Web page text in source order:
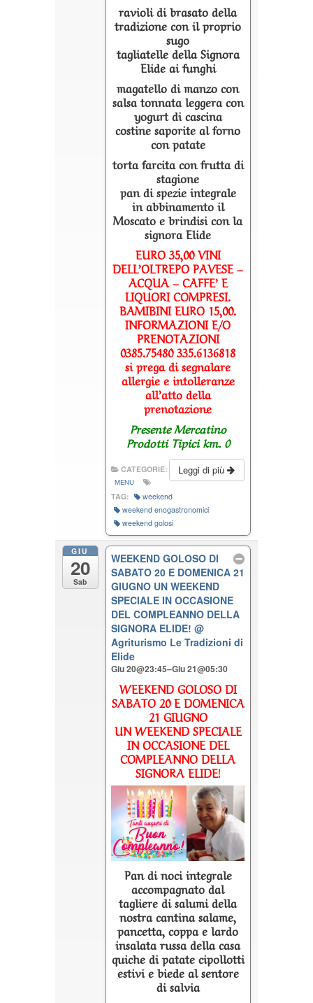
ravioli di brasato della
tradizione con il proprio
sugo
tagliatelle della Signora
Elide ai funghi
magatello di manzo con
salsa tonnata leggera con
yogurt di cascina
costine saporite al forno
con patate
torta farcita con frutta di
stagione
pan di spezie integrale
in abbinamento il
Moscato e brindisi con la
signora Elide
EURO 35,00 VINI
DELL’OLTREPO PAVESE –
ACQUA – CAFFE’ E
LIQUORI COMPRESI.
BAMIBINI EURO 15,00.
INFORMAZIONI E/O
PRENOTAZIONI
0385.75480 335.6136818
si prega di segnalare
allergie e intolleranze
all’atto della
prenotazione
Presente Mercatino
Prodotti Tipici km. 0
Leggi di più
CATEGORIE:
MENU
TAG:
weekend
weekend enogastronomici
weekend golosi
GIU
20
Sab
WEEKEND GOLOSO DI
SABATO 20 E DOMENICA 21
GIUGNO UN WEEKEND
SPECIALE IN OCCASIONE
DEL COMPLEANNO DELLA
SIGNORA ELIDE!@
Agriturismo Le Tradizioni di
Elide
Giu 20@23:45–Giu 21@05:30
WEEKEND GOLOSO DI
SABATO 20 E DOMENICA
21 GIUGNO
UN WEEKEND SPECIALE
IN OCCASIONE DEL
COMPLEANNO DELLA
SIGNORA ELIDE!
Pan di noci integrale
accompagnato dal
tagliere di salumi della
nostra cantina salame,
pancetta, coppa e lardo
insalata russa della casa
quiche di patate cipollotti
estivi e biede al sentore
di salvia